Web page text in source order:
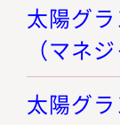
太陽グ
（マネ
太陽グ